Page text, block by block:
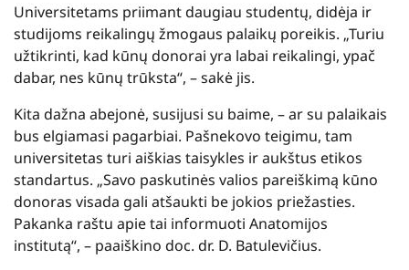
Universitetams priimant daugiau studentų, didėja ir
studijoms reikalingų žmogaus palaikų poreikis. „Turiu
užtikrinti, kad kūnų donorai yra labai reikalingi, ypač
dabar, nes kūnų trūksta“, – sakė jis.
Kita dažna abejonė, susijusi su baime, – ar su palaikais
bus elgiamasi pagarbiai. Pašnekovo teigimu, tam
universitetas turi aiškias taisykles ir aukštus etikos
standartus. „Savo paskutinės valios pareiškimą kūno
donoras visada gali atšaukti be jokios priežasties.
Pakanka raštu apie tai informuoti Anatomijos
institutą“, – paaiškino doc. dr. D. Batulevičius.